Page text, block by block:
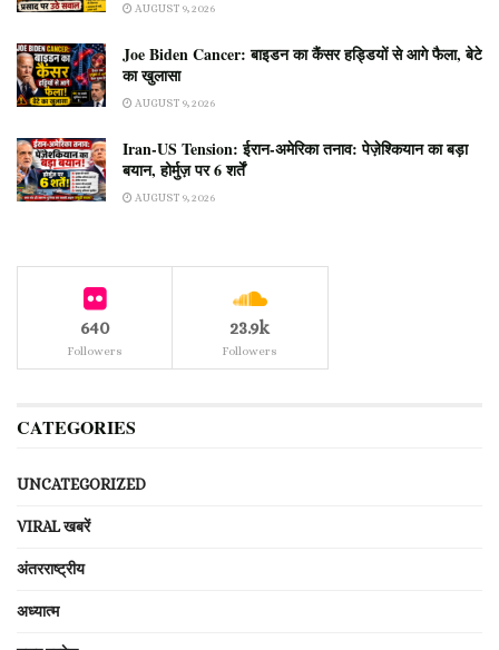
AUGUST 9, 2026
Joe Biden Cancer: बाइडन का कैंसर हड्डियों से आगे फैला, बेटे
का खुलासा
AUGUST 9, 2026
Iran-US Tension: ईरान-अमेरिका तनाव: पेज़ेश्कियान का बड़ा
बयान, होर्मुज़ पर 6 शर्तें
AUGUST 9, 2026
640
Followers
23.9k
Followers
CATEGORIES
UNCATEGORIZED
VIRAL खबरें
अंतरराष्ट्रीय
अध्यात्म